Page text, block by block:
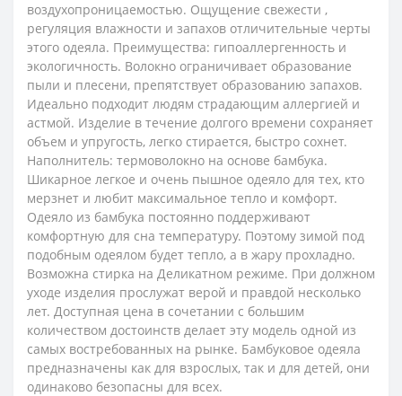
воздухопроницаемостью. Ощущение свежести ,
регуляция влажности и запахов отличительные черты
этого одеяла. Преимущества: гипоаллергенность и
экологичность. Волокно ограничивает образование
пыли и плесени, препятствует образованию запахов.
Идеально подходит людям страдающим аллергией и
астмой. Изделие в течение долгого времени сохраняет
объем и упругость, легко стирается, быстро сохнет.
Наполнитель: термоволокно на основе бамбука.
Шикарное легкое и очень пышное одеяло для тех, кто
мерзнет и любит максимальное тепло и комфорт.
Одеяло из бамбука постоянно поддерживают
комфортную для сна температуру. Поэтому зимой под
подобным одеялом будет тепло, а в жару прохладно.
Возможна стирка на Деликатном режиме. При должном
уходе изделия прослужат верой и правдой несколько
лет. Доступная цена в сочетании с большим
количеством достоинств делает эту модель одной из
самых востребованных на рынке. Бамбуковое одеяла
предназначены как для взрослых, так и для детей, они
одинаково безопасны для всех.